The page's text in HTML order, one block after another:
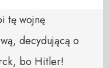
tę wojnę
decydującą o
bo Hitler!